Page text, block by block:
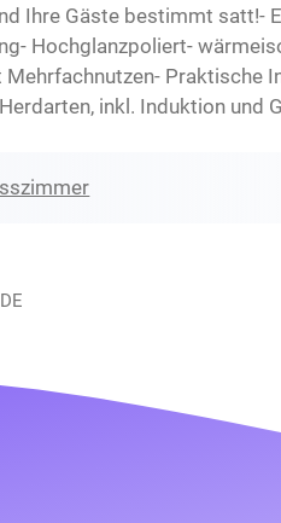
Ihre Gäste bestimmt
Hochglanzpoliert-
Praktische
inkl. Induktion